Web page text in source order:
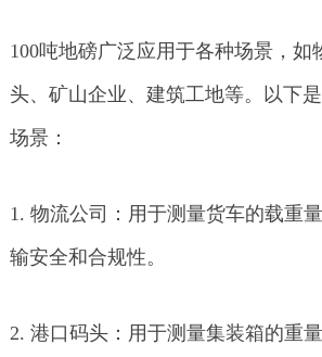
100吨地磅广泛应用于各种场景，如
头、矿山企业、建筑工地等。以下
场景：
1. 物流公司：用于测量货车的载重
输安全和合规性。
2. 港口码头：用于测量集装箱的重